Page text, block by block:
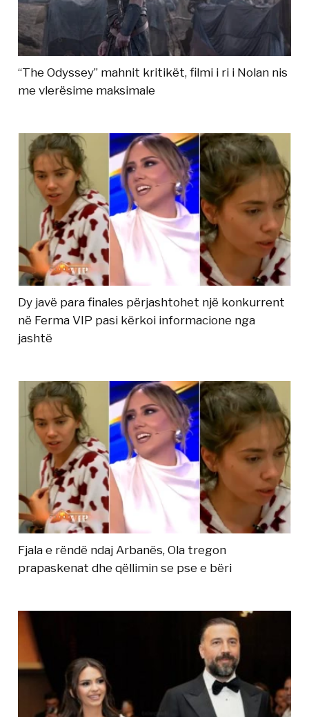
“The Odyssey” mahnit kritikët, filmi i ri i Nolan nis
me vlerësime maksimale
Dy javë para finales përjashtohet një konkurrent
në Ferma VIP pasi kërkoi informacione nga
jashtë
Fjala e rëndë ndaj Arbanës, Ola tregon
prapaskenat dhe qëllimin se pse e bëri